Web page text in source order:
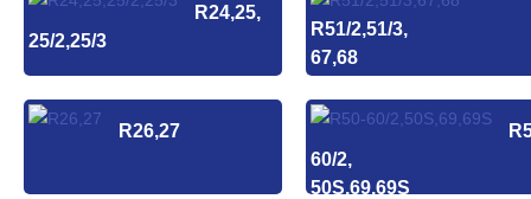
R24,25,
25/2,25/3
R51/2,51/3,
67,68
R26,27
60/2,
50S,69,69S